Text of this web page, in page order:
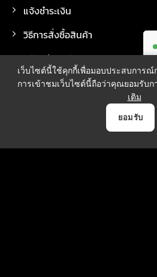
แจ้งชำระเงิน
วิธีการสั่งซื้อสินค้า
วิธีจัดส่งสินค้า
เว็บไซต์นี้ใช้คุกกี้เพื่อมอบประสบการ
การเข้าชมเว็บไซต์นี้ถือว่าคุณยอมรับก
เติม
ยอมรับ